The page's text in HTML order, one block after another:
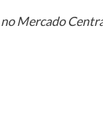
Mercado